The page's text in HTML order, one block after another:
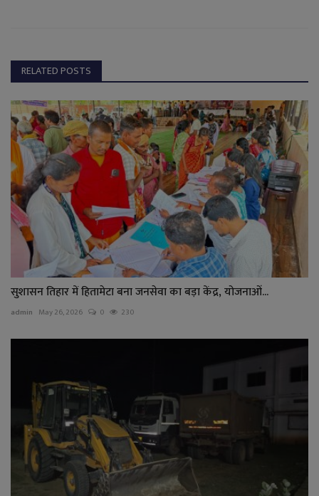
RELATED POSTS
सुशासन तिहार में हितामेटा बना जनसेवा का बड़ा केंद्र, योजनाओं...
admin May 26, 2026 0 230